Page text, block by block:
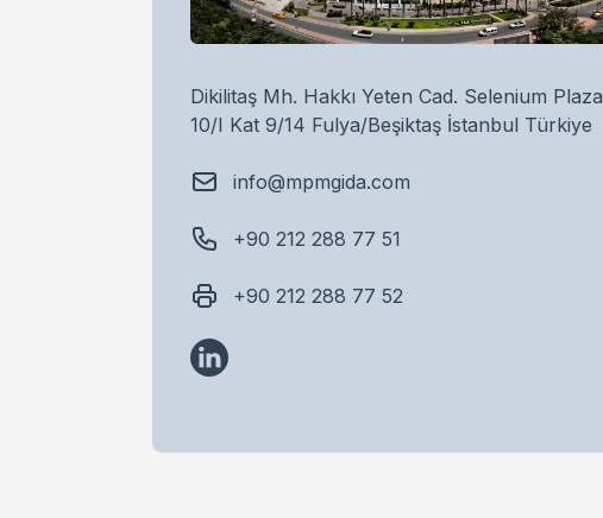
Address
Dikilitaş Mh. Hakkı Yeten Cad. Selenium Plaza
10/I Kat 9/14 Fulya/Beşiktaş İstanbul Türkiye
E-mailinfo@mpmgida.com
Phone number
+90 212 288 77 51
Fax +90 212 288 77 52